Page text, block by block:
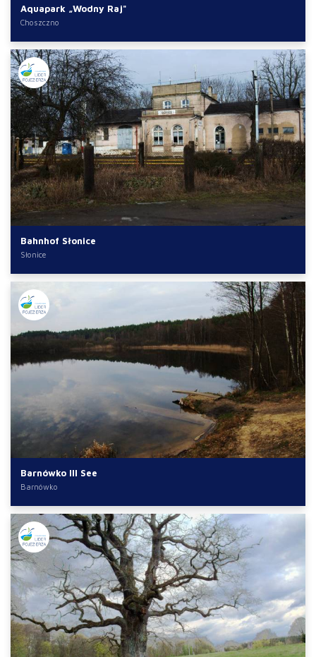
Aquapark „Wodny Raj"
Choszczno
Bahnhof Słonice
Słonice
Barnówko III See
Barnówko